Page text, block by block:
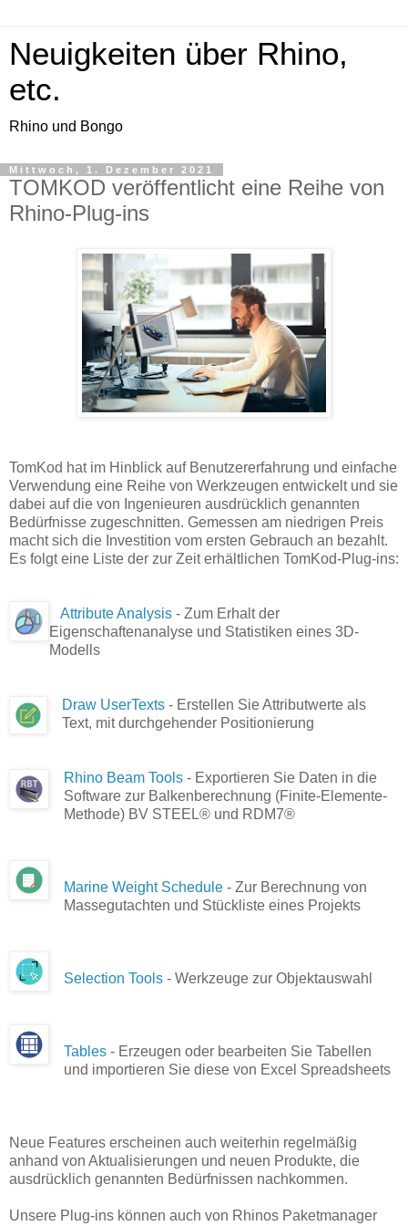
Neuigkeiten über Rhino,
etc.
Rhino und Bongo
Mittwoch, 1. Dezember 2021
TOMKOD veröffentlicht eine Reihe von
Rhino-Plug-ins
TomKod hat im Hinblick auf Benutzererfahrung und einfache
Verwendung eine Reihe von Werkzeugen entwickelt und sie
dabei auf die von Ingenieuren ausdrücklich genannten
Bedürfnisse zugeschnitten. Gemessen am niedrigen Preis
macht sich die Investition vom ersten Gebrauch an bezahlt.
Es folgt eine Liste der zur Zeit erhältlichen TomKod-Plug-ins:
Attribute Analysis - Zum Erhalt der
Eigenschaftenanalyse und Statistiken eines 3D-
Modells
Draw UserTexts- Erstellen Sie Attributwerte als
Text, mit durchgehender Positionierung
Rhino Beam Tools- Exportieren Sie Daten in die
Software zur Balkenberechnung (Finite-Elemente-
Methode) BV STEEL® und RDM7®
Marine Weight Schedule- Zur Berechnung von
Massegutachten und Stückliste eines Projekts
Selection Tools - Werkzeuge zur Objektauswahl
Tables- Erzeugen oder bearbeiten Sie Tabellen
und importieren Sie diese von Excel Spreadsheets
Neue Features erscheinen auch weiterhin regelmäßig
anhand von Aktualisierungen und neuen Produkte, die
ausdrücklich genannten Bedürfnissen nachkommen.
Unsere Plug-ins können auch von Rhinos Paketmanager